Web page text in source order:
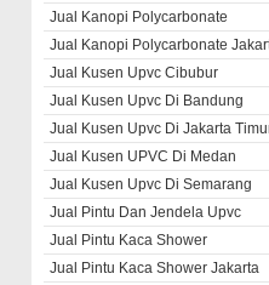
Jual Kanopi Polycarbonate
Jual Kanopi Polycarbonate
Jual Kusen Upvc Cibubur
Jual Kusen Upvc Di Bandung
Jual Kusen Upvc Di Jakarta
Jual Kusen UPVC Di Medan
Jual Kusen Upvc Di Semarang
Jual Pintu Dan Jendela Upvc
Jual Pintu Kaca Shower
Jual Pintu Kaca Shower Jakarta